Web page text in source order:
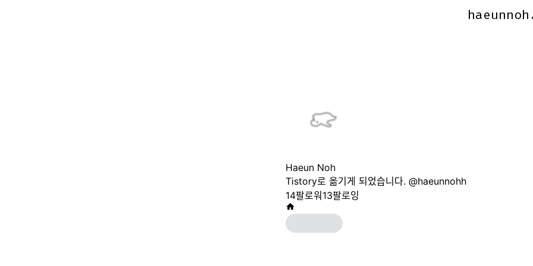
Haeun Noh
Tistory로 옮기게 되었습니다. @haeunnohh
14팔로워 13팔로잉